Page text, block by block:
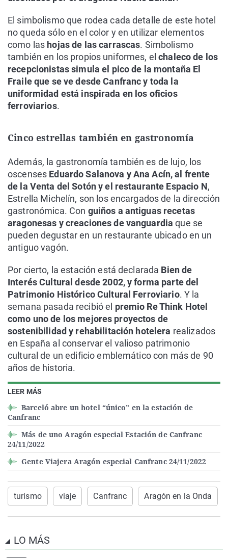
LEER MÁS
Barceló abre un hotel “único” en la estación de
Canfranc
Más de uno Aragón especial Estación de Canfranc
24/11/2022
Gente Viajera Aragón especial Canfranc 24/11/2022
El simbolismo que rodea cada detalle de este hotel
no queda sólo en el color y en utilizar elementos
como las hojas de las carrascas. Simbolismo
también en los propios uniformes, elchaleco de los
recepcionistas simula el pico de la montaña El
Fraile que se ve desde Canfranc y toda la
uniformidad está inspirada en los oficios
ferroviarios.
Cinco estrellas también en gastronomía
Además, la gastronomía también es de lujo, los
oscenses Eduardo Salanova y Ana Acín, al frente
de la Venta del Sotón y el restaurante Espacio N,
Estrella Michelín, son los encargados de la dirección
gastronómica. Con guiños a antiguas recetas
aragonesas y creaciones de vanguardiaque se
pueden degustar en un restaurante ubicado en un
antiguo vagón.
Por cierto, la estación está declarada Bien de
Interés Cultural desde 2002, y forma parte del
Patrimonio Histórico Cultural Ferroviario. Y la
semana pasada recibió el premio Re Think Hotel
como uno de los mejores proyectos de
sostenibilidad y rehabilitación hotelera realizados
en España al conservar el valioso patrimonio
cultural de un edificio emblemático con más de 90
años de historia.
turismo viaje Canfranc Aragón en la Onda
LO MÁS